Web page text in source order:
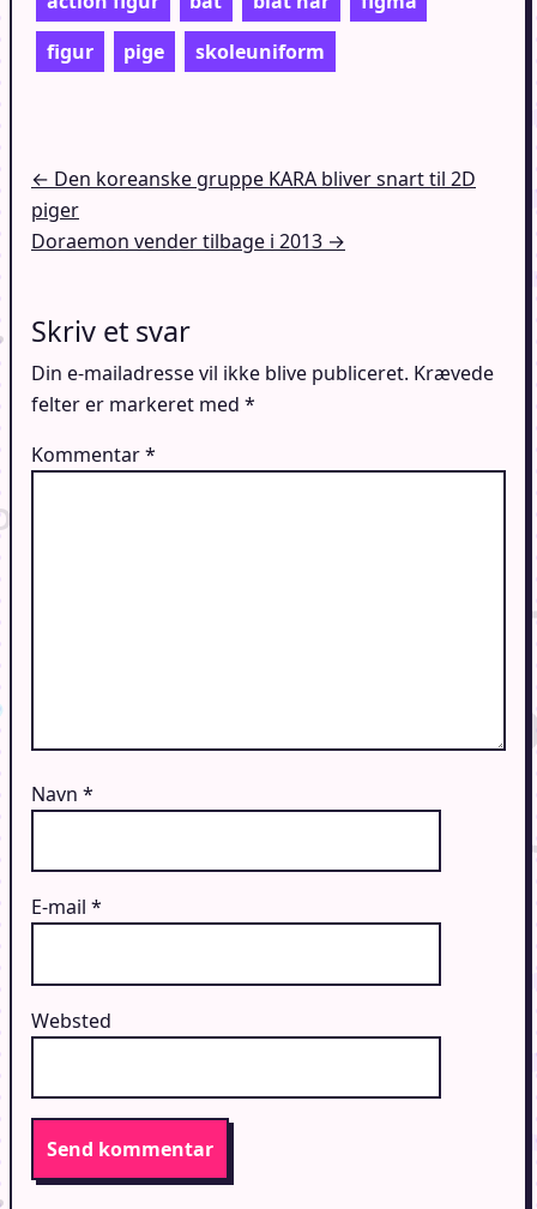
figur
pige skoleuniform
Indlægsnavigation
← Den koreanske gruppe KARA bliver snart til 2D
piger
Doraemon vender tilbage i 2013 →
Skriv et svar
Din e-mailadresse vil ikke blive publiceret. Krævede
felter er markeret med *
Kommentar*
Navn *
E-mail *
Websted